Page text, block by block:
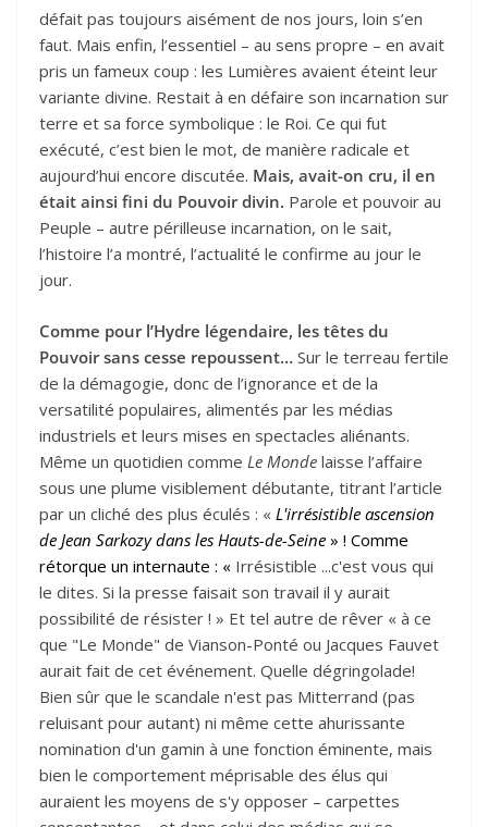
défait pas toujours aisément de nos jours, loin s’en
faut. Mais enfin, l’essentiel – au sens propre – en avait
pris un fameux coup : les Lumières avaient éteint leur
variante divine. Restait à en défaire son incarnation sur
terre et sa force symbolique : le Roi. Ce qui fut
exécuté, c’est bien le mot, de manière radicale et
aujourd’hui encore discutée. Mais, avait-on cru, il en
était ainsi fini du Pouvoir divin. Parole et pouvoir au
Peuple – autre périlleuse incarnation, on le sait,
l’histoire l’a montré, l’actualité le confirme au jour le
jour.
Comme pour l’Hydre légendaire, les têtes du
Pouvoir sans cesse repoussent… Sur le terreau fertile
de la démagogie, donc de l’ignorance et de la
versatilité populaires, alimentés par les médias
industriels et leurs mises en spectacles aliénants.
Même un quotidien comme Le Monde laisse l’affaire
sous une plume visiblement débutante, titrant l’article
par un cliché des plus éculés : « L'irrésistible ascension
de Jean Sarkozy dans les Hauts-de-Seine » ! Comme
rétorque un internaute : « Irrésistible ...c'est vous qui
le dites. Si la presse faisait son travail il y aurait
possibilité de résister ! » Et tel autre de rêver « à ce
que "Le Monde" de Vianson-Ponté ou Jacques Fauvet
aurait fait de cet événement. Quelle dégringolade!
Bien sûr que le scandale n'est pas Mitterrand (pas
reluisant pour autant) ni même cette ahurissante
nomination d'un gamin à une fonction éminente, mais
bien le comportement méprisable des élus qui
auraient les moyens de s'y opposer – carpettes